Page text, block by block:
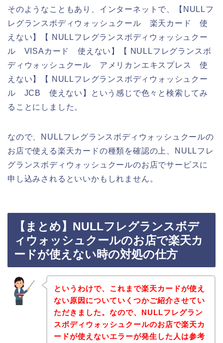
そのようなこともあり、インターネットで、【NULLフ
レグランスボディウォッシュクール 楽天カード 使
えない】【 NULLフレグランスボディウォッシュクー
ル VISAカード 使えない】【 NULLフレグランスボ
ディウォッシュクール アメリカンエキスプレス 使
えない】【 NULLフレグランスボディウォッシュクー
ル JCB 使えない】という感じで色々と検索してみ
ることにしました。
なので、NULLフレグランスボディウォッシュクールの
お店で使える楽天カードの種類を確認の上、NULLフレ
グランスボディウォッシュクールのお店でサービスに
申し込みされるといいかもしれません。
【まとめ】NULLフレグランスボデ
ィウォッシュクールのお店で楽天カ
ードが使えない時の対処の仕方
というわけで、これまで楽天カードが使え
ない原因についていくつかご紹介させてい
ただきました。なので、NULLフレグラン
スボディウォッシュクールのお店で楽天カ
ードが使えないエラーが発生した人は参考